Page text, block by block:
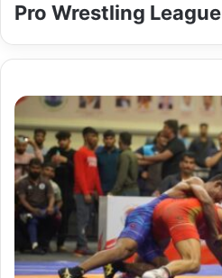
Pro Wrestling League